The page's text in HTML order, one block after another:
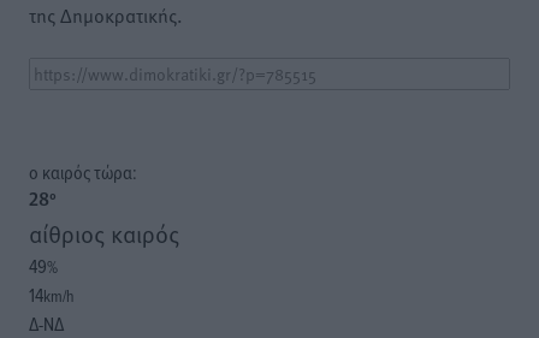
της Δημοκρατικής.
o καιρός τώρα:
28°
αίθριος καιρός
49%
14km/h
Δ-ΝΔ